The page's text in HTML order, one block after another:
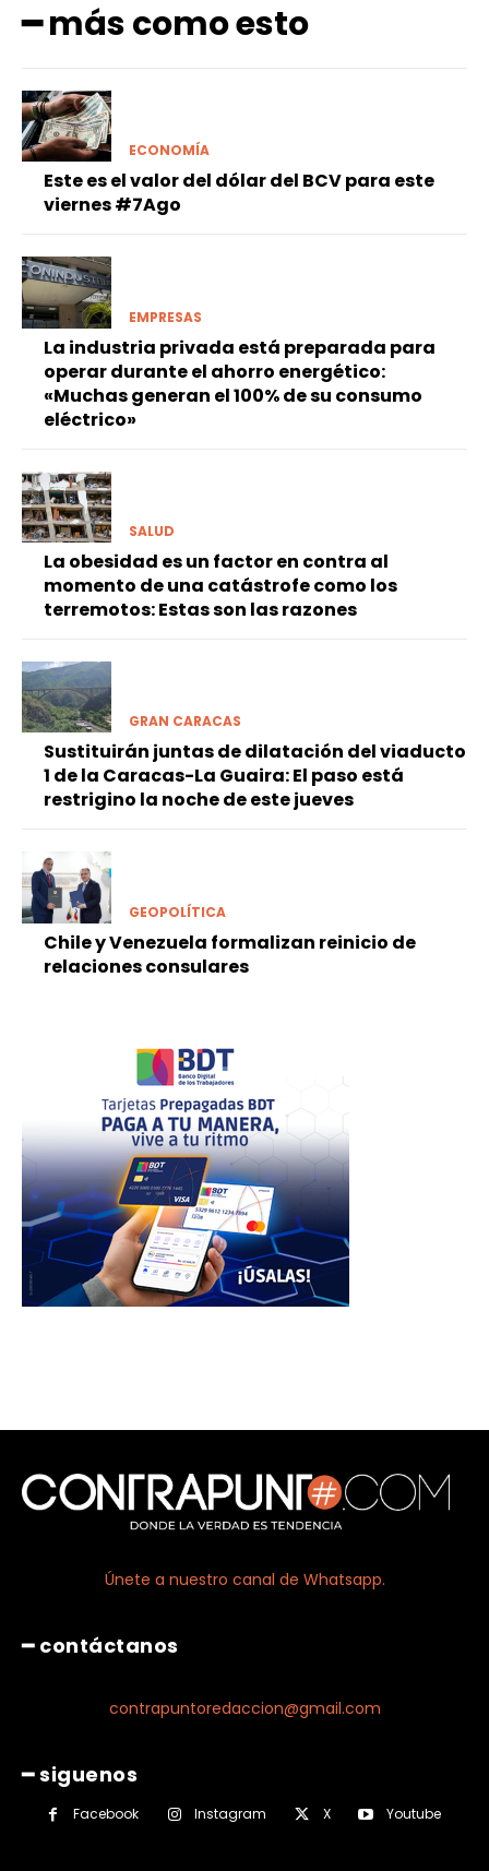
━ más como esto
ECONOMÍA
Este es el valor del dólar del BCV para este
viernes #7Ago
EMPRESAS
La industria privada está preparada para
operar durante el ahorro energético:
«Muchas generan el 100% de su consumo
eléctrico»
SALUD
La obesidad es un factor en contra al
momento de una catástrofe como los
terremotos: Estas son las razones
GRAN CARACAS
Sustituirán juntas de dilatación del viaducto
1 de la Caracas-La Guaira: El paso está
restrigino la noche de este jueves
GEOPOLÍTICA
Chile y Venezuela formalizan reinicio de
relaciones consulares
Únete a nuestro canal de Whatsapp.
━ contáctanos
contrapuntoredaccion@gmail.com
━ siguenos
Facebook Instagram X Youtube